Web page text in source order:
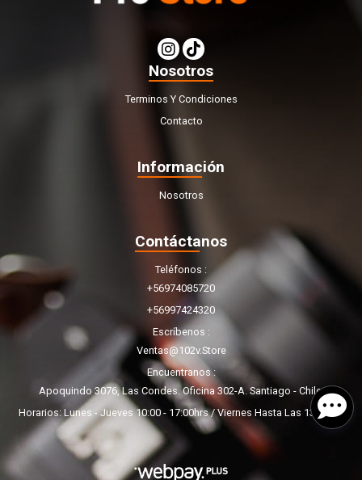
Nosotros
Terminos Y Condiciones
Contacto
Información
Nosotros
Contáctanos
Teléfonos
+56974085720
+56997424320
Escríbenos
Ventas@102v.store
Encuentranos
Apoquindo 3076, Las Condes. Oficina 302-A. Santiago - Chile.
Horarios: Lunes - Jueves 10:00 - 17:00hrs / Viernes Hasta Las 13:00hrs